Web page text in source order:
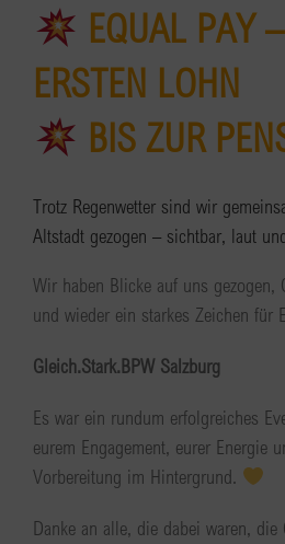
EQUAL PAY
ERSTEN LOHN
BIS ZUR
Trotz Regenwetter sind wir
Altstadt gezogen – sichtbar, laut
Wir haben Blicke auf uns gezogen,
und wieder ein starkes Zeichen für
Gleich.Stark.BPW Salzburg
Es war ein rundum erfolgreiches
eurem Engagement, eurer Energie
Vorbereitung im Hintergrund.
Danke an alle, die dabei waren,